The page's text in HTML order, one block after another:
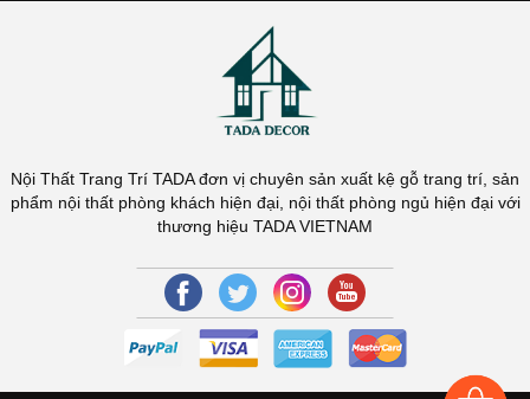
Nội Thất Trang Trí TADA đơn vị chuyên sản xuất kệ gỗ trang trí, sản
phẩm nội thất phòng khách hiện đại, nội thất phòng ngủ hiện đại với
thương hiệu TADA VIETNAM